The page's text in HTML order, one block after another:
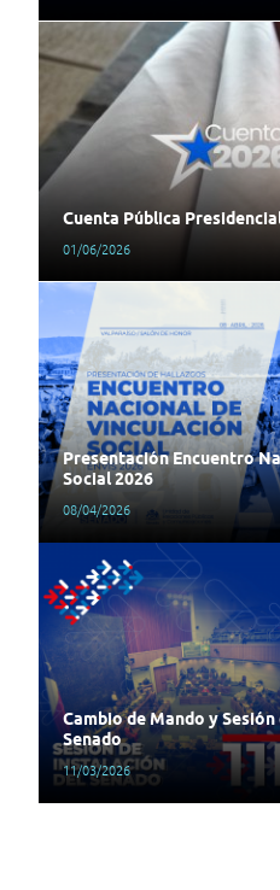
Cuenta Pública
01/06/2026
Presentación Encuentro
Social 2026
08/04/2026
Cambio de Mando y
Senado
11/03/2026